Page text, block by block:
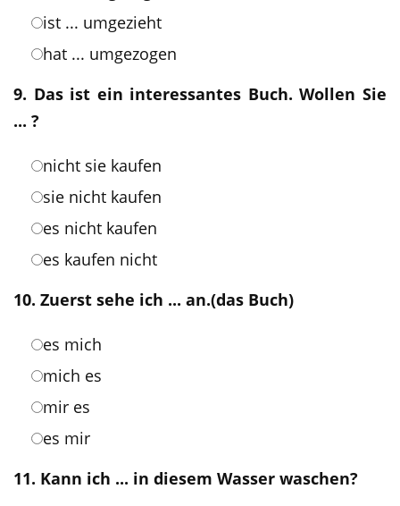
ist ... umgezieht
hat ... umgezogen
9. Das ist ein interessantes Buch. Wollen Sie
... ?
nicht sie kaufen
sie nicht kaufen
es nicht kaufen
es kaufen nicht
10. Zuerst sehe ich ... an.(das Buch)
es mich
mich es
mir es
es mir
11. Kann ich ... in diesem Wasser waschen?